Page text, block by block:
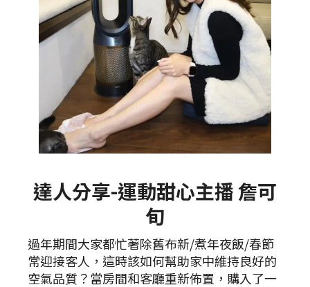
達人分享-運動甜心主播 詹可
旬
過年期間大家都忙著除舊布新/煮年夜飯/春節
常迎接客人，這時該如何幫助家中維持良好的
空氣品質？當房間和客廳重新佈置，購入了一